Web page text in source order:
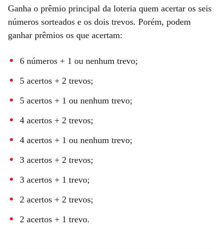
Ganha o prêmio principal da loteria quem acertar os seis
números sorteados e os dois trevos. Porém, podem
ganhar prêmios os que acertam:
6 números + 1 ou nenhum trevo;
5 acertos + 2 trevos;
5 acertos + 1 ou nenhum trevo;
4 acertos + 2 trevos;
4 acertos + 1 ou nenhum trevo;
3 acertos + 2 trevos;
3 acertos + 1 trevo;
2 acertos + 2 trevos;
2 acertos + 1 trevo.